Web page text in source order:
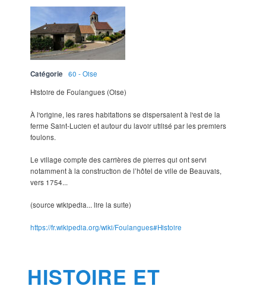
Catégorie
60 - Oise
Histoire de Foulangues (Oise)
À l'origine, les rares habitations se dispersaient à l'est de la
ferme Saint-Lucien et autour du lavoir utilisé par les premiers
foulons.
Le village compte des carrières de pierres qui ont servi
notamment à la construction de l’hôtel de ville de Beauvais,
vers 1754...
(source wikipedia... lire la suite)
https://fr.wikipedia.org/wiki/Foulangues#Histoire
HISTOIRE ET